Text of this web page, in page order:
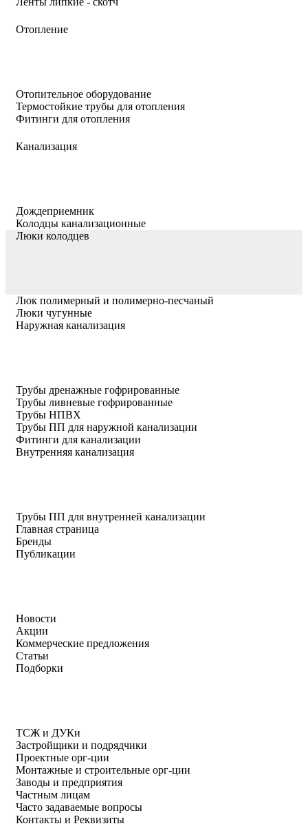
Отопление
Отопительное оборудование
Термостойкие трубы для отопления
Фитинги для отопления
Канализация
Дождеприемник
Колодцы канализационные
Люки колодцев
Люк полимерный и полимерно-песчаный
Люки чугунные
Наружная канализация
Трубы дренажные гофрированные
Трубы ливневые гофрированные
Трубы НПВХ
Трубы ПП для наружной канализации
Фитинги для канализации
Внутренняя канализация
Трубы ПП для внутренней канализации
Главная страница
Бренды
Публикации
Новости
Акции
Коммерческие предложения
Статьи
Подборки
ТСЖ и ДУКи
Застройщики и подрядчики
Проектные орг-ции
Монтажные и строительные орг-ции
Заводы и предприятия
Частным лицам
Часто задаваемые вопросы
Контакты и Реквизиты